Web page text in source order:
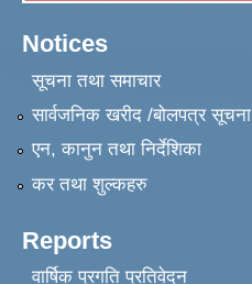
Notices
सूचना तथा समाचार
सार्वजनिक खरीद /बोलपत्र सूचना
एन, कानुन तथा निर्देशिका
कर तथा शुल्कहरु
Reports
वार्षिक प्रगति प्रतिवेदन